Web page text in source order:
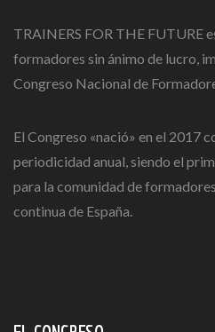
TRAINERS FOR THE FUTURE
formadores sin ánimo de lucro,
Congreso Nacional de
El Congreso «nació» en el 2017
periodicidad anual, siendo el
para la comunidad de
continua de España.